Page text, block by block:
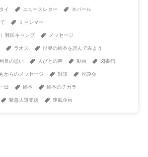
タイ ニュースレター ネパール
ミャンマー
難民キャンプ メッセージ
ラオス 世界の絵本を読んでみよう
長の思い 人びとの声 動画 図書館
からのメッセージ 対談 座談会
日 絵本 絵本のチカラ
緊急人道支援 連載企画